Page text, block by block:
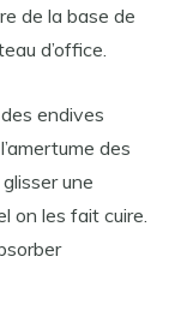
de la base de
d’office.
endives
des
une
on les fait cuire.